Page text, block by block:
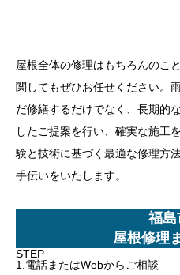
屋根全体の修理はもちろんのこ
関してもぜひお任せください。
だ修繕するだけでなく、長期的な
したご提案を行い、確実な施工
験と技術に基づく最適な修理方
手伝いをいたします。
福島
屋根修理
STEP
1.電話またはWebからご相談